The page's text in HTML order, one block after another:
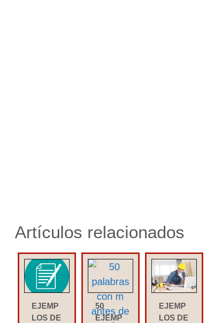
Artículos relacionados
EJEMP
LOS DE
50
EJEMP
EJEMP
LOS DE